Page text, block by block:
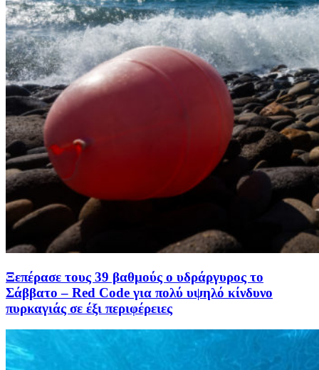
Ξεπέρασε τους 39 βαθμούς ο υδράργυρος το
Σάββατο – Red Code για πολύ υψηλό κίνδυνο
πυρκαγιάς σε έξι περιφέρειες